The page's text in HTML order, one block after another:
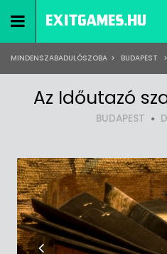
MINDENSZABADULÓSZOBA > BUDAPEST >
Az Időutazó
BUDAPEST